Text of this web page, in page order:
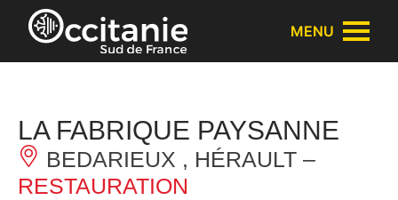
Panneau de gestion des cookies
MENU
LA FABRIQUE PAYSANNE
BEDARIEUX , HÉRAULT –
RESTAURATION